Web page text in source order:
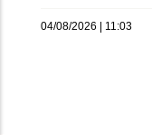
04/08/2026 | 11:03